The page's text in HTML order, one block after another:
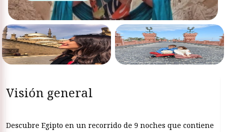
Visión general
Descubre Egipto en un recorrido de 9 noches que contiene